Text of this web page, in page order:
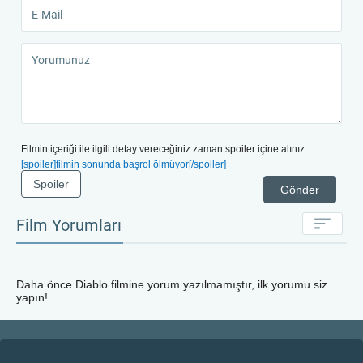
Filmin içeriği ile ilgili detay vereceğiniz zaman spoiler içine alınız.
[spoiler]filmin sonunda başrol ölmüyor[/spoiler]
Gönder
Spoiler
Film Yorumları
Daha önce Diablo filmine yorum yazılmamıştır, ilk yorumu siz
yapın!